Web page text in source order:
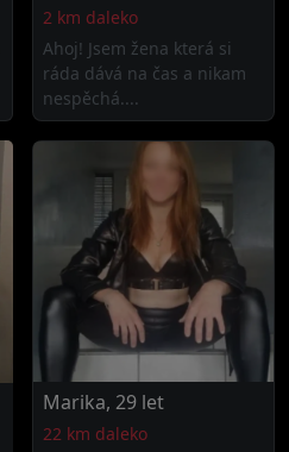
2 km daleko
Ahoj! Jsem žena která si
ráda dává na čas a nikam
nespěchá....
Marika, 29 let
22 km daleko